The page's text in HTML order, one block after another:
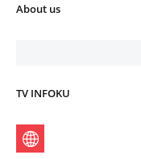
About us
TV INFOKU